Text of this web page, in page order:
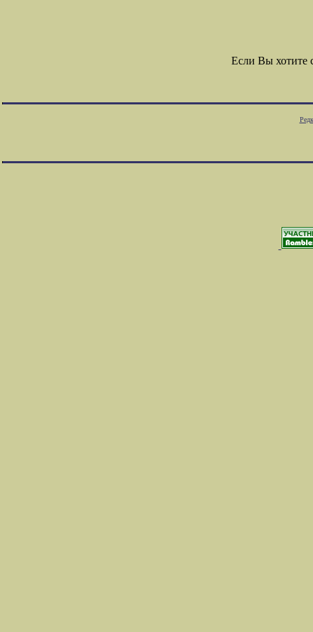
Если Вы хотите